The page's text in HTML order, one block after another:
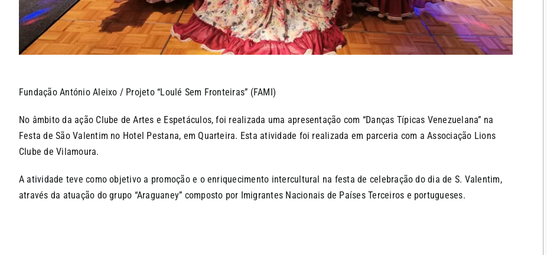
Fundação António Aleixo / Projeto “Loulé Sem Fronteiras” (FAMI)
No âmbito da ação Clube de Artes e Espetáculos, foi realizada uma apresentação com “Danças Típicas Venezuelana” na
Festa de São Valentim no Hotel Pestana, em Quarteira. Esta atividade foi realizada em parceria com a Associação Lions
Clube de Vilamoura.
A atividade teve como objetivo a promoção e o enriquecimento intercultural na festa de celebração do dia de S. Valentim,
através da atuação do grupo “Araguaney” composto por Imigrantes Nacionais de Países Terceiros e portugueses.